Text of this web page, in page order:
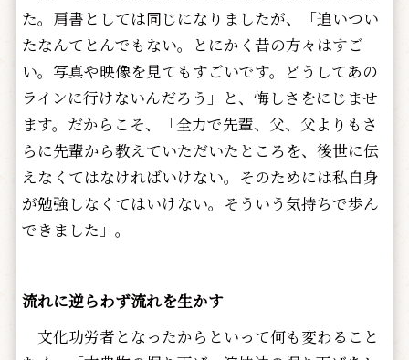
た。肩書としては同じになりましたが、「追いつい
たなんてとんでもない。とにかく昔の方々はすご
い。写真や映像を見てもすごいです。どうしてあの
ラインに行けないんだろう」と、悔しさをにじませ
ます。だからこそ、「全力で先輩、父、父よりもさ
らに先輩から教えていただいたところを、後世に伝
えなくてはなければいけない。そのためには私自身
が勉強しなくてはいけない。そういう気持ちで歩ん
できました」。
流れに逆らわず流れを生かす
文化功労者となったからといって何も変わること